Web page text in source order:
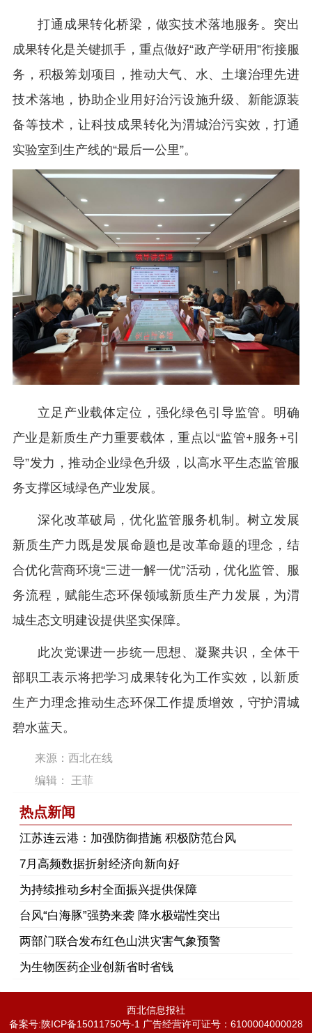
打通成果转化桥梁，做实技术落地服务。突出
成果转化是关键抓手，重点做好“政产学研用”衔接服
务，积极筹划项目，推动大气、水、土壤治理先进
技术落地，协助企业用好治污设施升级、新能源装
备等技术，让科技成果转化为渭城治污实效，打通
实验室到生产线的“最后一公里”。
立足产业载体定位，强化绿色引导监管。明确
产业是新质生产力重要载体，重点以“监管+服务+引
导”发力，推动企业绿色升级，以高水平生态监管服
务支撑区域绿色产业发展。
深化改革破局，优化监管服务机制。树立发展
新质生产力既是发展命题也是改革命题的理念，结
合优化营商环境“三进一解一优”活动，优化监管、服
务流程，赋能生态环保领域新质生产力发展，为渭
城生态文明建设提供坚实保障。
此次党课进一步统一思想、凝聚共识，全体干
部职工表示将把学习成果转化为工作实效，以新质
生产力理念推动生态环保工作提质增效，守护渭城
碧水蓝天。
来源：西北在线
编辑： 王菲
热点新闻
江苏连云港：加强防御措施 积极防范台风
7月高频数据折射经济向新向好
为持续推动乡村全面振兴提供保障
台风“白海豚”强势来袭 降水极端性突出
两部门联合发布红色山洪灾害气象预警
为生物医药企业创新省时省钱
西北信息报社
备案号:陕ICP备15011750号-1 广告经营许可证号：6100004000028